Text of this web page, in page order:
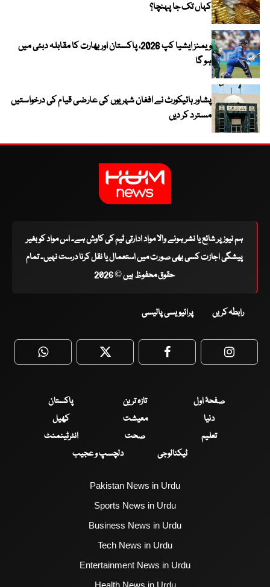
کہاں تک جا پہنچا؟
ویمنز ایشیا کپ 2026، پاکستان اور بھارت کا مقابلہ دبئی میں
ہو گا
پشاور ہائیکورٹ نے افغان شہریوں کی عارضی قیام کی درخواستیں
مسترد کر دیں
ہم نیوز پر شائع یا نشر ہونے والا مواد ادارتی ٹیم کی کاوش ہے۔ اس مواد کو بغیر
پیشگی اجازت کسی بھی صورت میں استعمال یا نقل کرنا درست نہیں۔ تمام
حقوق محفوظ ہیں © 2026
رابطہ کریں پرائیویسی پالیسی
WhatsApp Twitter Facebook
صفحۂ اول تازہ ترین
پاکستان
دنیا
معیشت
کھیل
تعلیم
صحت
انٹرٹینمنٹ
ٹیکنالوجی
دلچسپ و عجیب
Pakistan News in Urdu
Sports News in Urdu
Business News in Urdu
Tech News in Urdu
Entertainment News in Urdu
Health News in Urdu